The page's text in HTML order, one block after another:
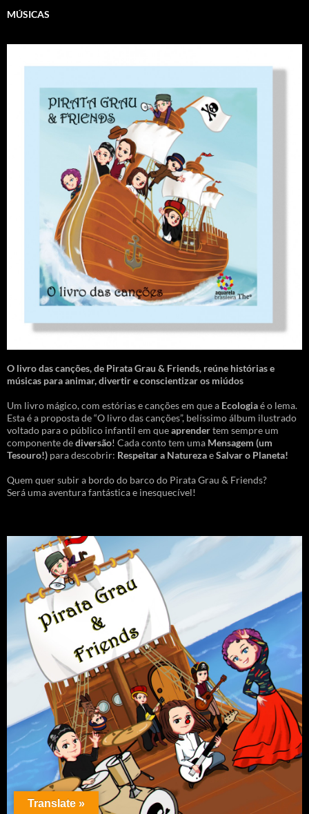
MÚSICAS
O livro das canções,de Pirata Grau & Friends, reúne histórias e
músicas para animar, divertir e conscientizar os miúdos
Um livro mágico, com estórias e canções em que a Ecologiaé o lema.
Esta é a proposta de “O livro das canções”, belíssimo álbum ilustrado
voltado para o público infantil em queaprendertem sempre um
componente dediversão! Cada conto tem uma Mensagem (um
Tesouro!) para descobrir: Respeitar a NaturezaeSalvar o Planeta!
Quem quer subir a bordo do barco do Pirata Grau & Friends?
Será uma aventura fantástica e inesquecível!
Translate »